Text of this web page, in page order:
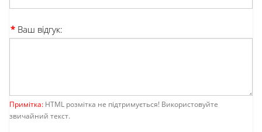
Ваш відгук:
Примітка: HTML розмітка не підтримується! Використовуйте
звичайний текст.